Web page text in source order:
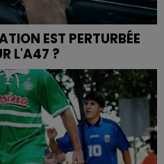
EST PERTURBÉE
L'A47 ?